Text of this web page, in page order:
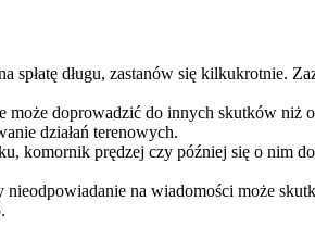
spłatę długu, zastanów się kilkukrotnie.
może doprowadzić do innych skutków
działań terenowych.
komornik prędzej czy później się o nim
na wiadomości może